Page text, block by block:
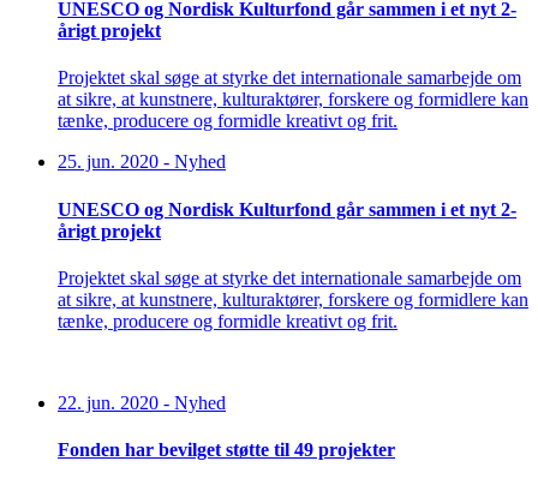
UNESCO og Nordisk Kulturfond går sammen i et nyt 2-
årigt projekt
Projektet skal søge at styrke det internationale samarbejde om
at sikre, at kunstnere, kulturaktører, forskere og formidlere kan
tænke, producere og formidle kreativt og frit.
25. jun. 2020 - Nyhed
UNESCO og Nordisk Kulturfond går sammen i et nyt 2-
årigt projekt
Projektet skal søge at styrke det internationale samarbejde om
at sikre, at kunstnere, kulturaktører, forskere og formidlere kan
tænke, producere og formidle kreativt og frit.
22. jun. 2020 - Nyhed
Fonden har bevilget støtte til 49 projekter